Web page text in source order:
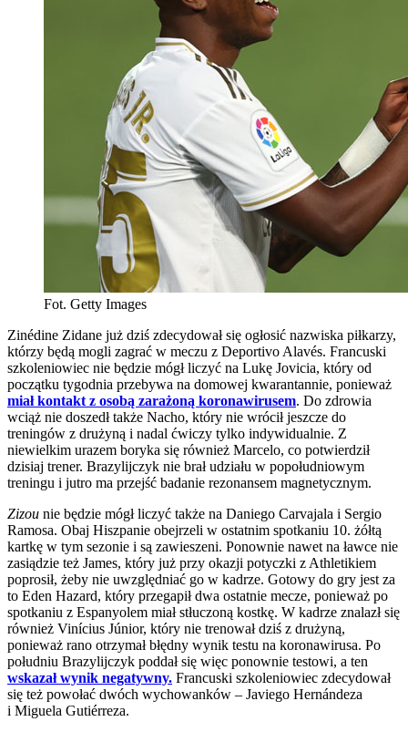
Fot. Getty Images
Zinédine Zidane już dziś zdecydował się ogłosić nazwiska piłkarzy,
którzy będą mogli zagrać w meczu z Deportivo Alavés. Francuski
szkoleniowiec nie będzie mógł liczyć na Lukę Jovicia, który od
początku tygodnia przebywa na domowej kwarantannie, ponieważ
miał kontakt z osobą zarażoną koronawirusem. Do zdrowia
wciąż nie doszedł także Nacho, który nie wrócił jeszcze do
treningów z drużyną i nadal ćwiczy tylko indywidualnie. Z
niewielkim urazem boryka się również Marcelo, co potwierdził
dzisiaj trener. Brazylijczyk nie brał udziału w popołudniowym
treningu i jutro ma przejść badanie rezonansem magnetycznym.
Zizou nie będzie mógł liczyć także na Daniego Carvajala i Sergio
Ramosa. Obaj Hiszpanie obejrzeli w ostatnim spotkaniu 10. żółtą
kartkę w tym sezonie i są zawieszeni. Ponownie nawet na ławce nie
zasiądzie też James, który już przy okazji potyczki z Athletikiem
poprosił, żeby nie uwzględniać go w kadrze. Gotowy do gry jest za
to Eden Hazard, który przegapił dwa ostatnie mecze, ponieważ po
spotkaniu z Espanyolem miał stłuczoną kostkę. W kadrze znalazł się
również Vinícius Júnior, który nie trenował dziś z drużyną,
ponieważ rano otrzymał błędny wynik testu na koronawirusa. Po
południu Brazylijczyk poddał się więc ponownie testowi, a ten
wskazał wynik negatywny. Francuski szkoleniowiec zdecydował
się też powołać dwóch wychowanków – Javiego Hernándeza
i Miguela Gutiérreza.